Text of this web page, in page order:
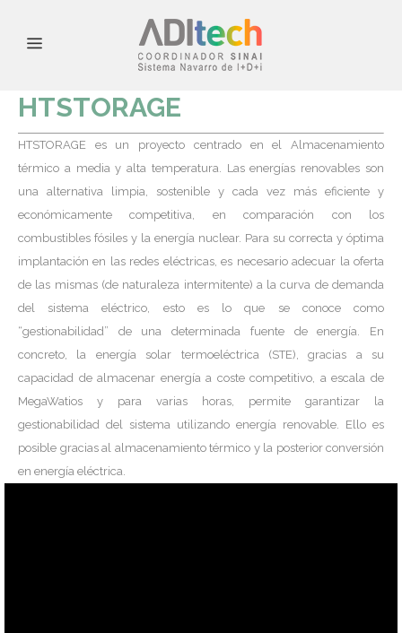
HTSTORAGE
HTSTORAGE es un proyecto centrado en el Almacenamiento
térmico a media y alta temperatura. Las energías renovables son
una alternativa limpia, sostenible y cada vez más eficiente y
económicamente competitiva, en comparación con los
combustibles fósiles y la energía nuclear. Para su correcta y óptima
implantación en las redes eléctricas, es necesario adecuar la oferta
de las mismas (de naturaleza intermitente) a la curva de demanda
del sistema eléctrico, esto es lo que se conoce como
“gestionabilidad” de una determinada fuente de energía. En
concreto, la energía solar termoeléctrica (STE), gracias a su
capacidad de almacenar energía a coste competitivo, a escala de
MegaWatios y para varias horas, permite garantizar la
gestionabilidad del sistema utilizando energía renovable. Ello es
posible gracias al almacenamiento térmico y la posterior conversión
en energía eléctrica.